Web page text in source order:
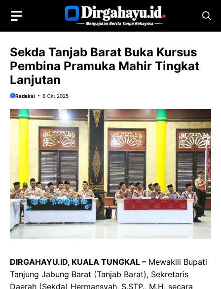
isi
Sekda Tanjab Barat Buka Kursus
Pembina Pramuka Mahir Tingkat
Lanjutan
Redaksi 6 Okt 2025
DIRGAHAYU.ID, KUALA TUNGKAL – Mewakili Bupati
Tanjung Jabung Barat (Tanjab Barat), Sekretaris
Daerah (Sekda) Hermansyah, S.STP., M.H. secara